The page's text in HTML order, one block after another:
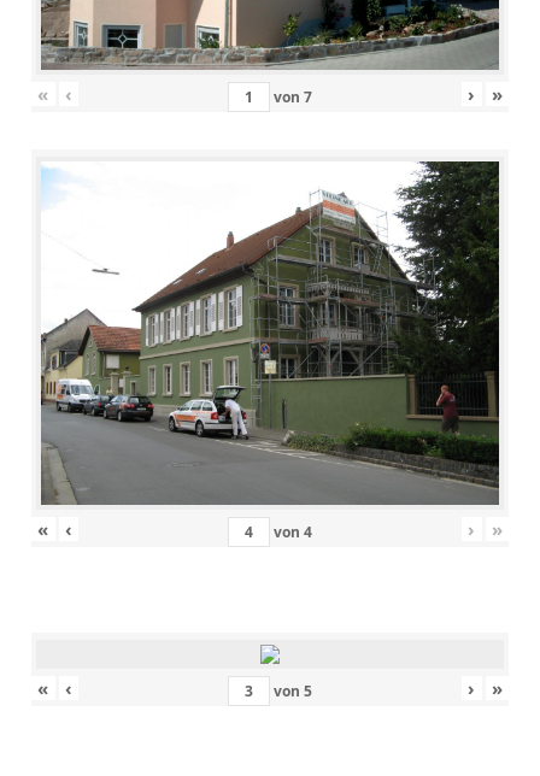
« ‹ von 7 › »
« ‹ von 4 › »
« ‹ von 5 › »